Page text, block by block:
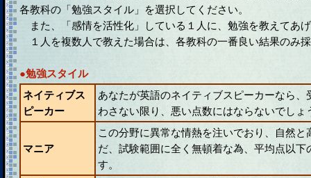
各教科の「勉強スタイル」を選択してください。
また、「感情を活性化」している１人に、勉強を教えてあ
１人を複数人で教えた場合は、各教科の一番良い結果のみ
●勉強スタイル
ネイティブス
ピーカー
あなたが英語のネイティブスピーカーなら
わさない限り、悪い点数にはならないでしょ
マニア
この分野に異常な情熱を注いでおり、自然
だ、試験範囲に全く無頓着な為、平均点以
す。